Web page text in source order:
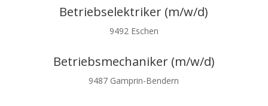
Betriebselektriker (m/w/d)
9492 Eschen
Betriebsmechaniker (m/w/d)
9487 Gamprin-Bendern